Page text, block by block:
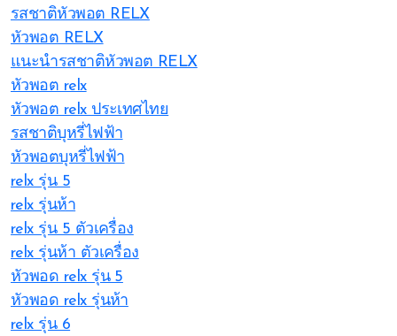
รสชาติหัวพอต RELX
หัวพอต RELX
แนะนำรสชาติหัวพอต RELX
หัวพอต relx
หัวพอต relx ประเทศไทย
รสชาติบุหรี่ไฟฟ้า
หัวพอตบุหรี่ไฟฟ้า
relx รุ่น 5
relx รุ่นห้า
relx รุ่น 5 ตัวเครื่อง
relx รุ่นห้า ตัวเครื่อง
หัวพอด relx รุ่น 5
หัวพอด relx รุ่นห้า
relx รุ่น 6